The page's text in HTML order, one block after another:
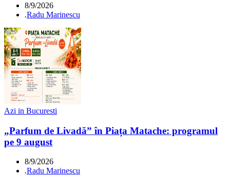
8/9/2026
.Radu Marinescu
Azi in Bucuresti
„Parfum de Livadă” în Piața Matache: programul
pe 9 august
8/9/2026
.Radu Marinescu